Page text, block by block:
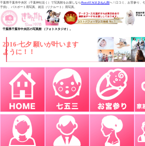
千葉県千葉市中央区（千葉神社近く）で写真館をお探しならPhotoSTAGEきねん館へ！口コミ、お宮参り、
子供) 、パスポート用写真、就活（リクルート）用写真。
千葉県千葉市中央区の写真館 （フォトスタジオ）。
2016-七夕 願いが叶います
ように！！